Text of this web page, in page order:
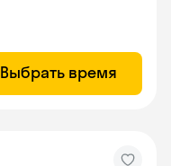
Выбрать время